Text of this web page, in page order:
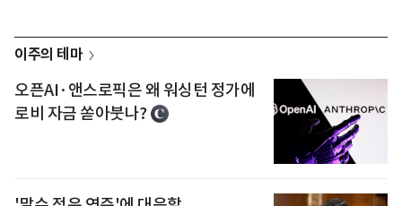
이주의 테마
오픈AI·앤스로픽은 왜 워싱턴 정가에
로비 자금 쏟아붓나?